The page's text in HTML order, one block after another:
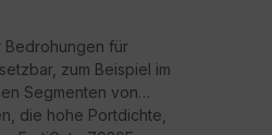
Bedrohungen für
zum Beispiel im
Segmenten von
die hohe Portdichte,